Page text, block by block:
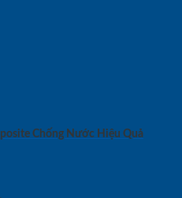
Chống Nước Hiệu Quả